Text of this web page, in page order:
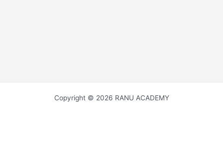
Copyright © 2026 RANU ACADEMY